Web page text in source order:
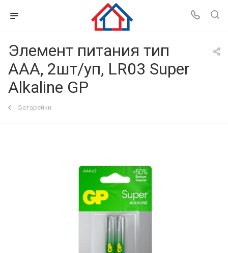
Элемент питания тип
ААA, 2шт/уп, LR03 Super
Alkaline GP
Батарейки